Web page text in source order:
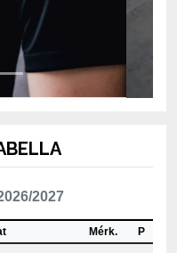
2027
2 4